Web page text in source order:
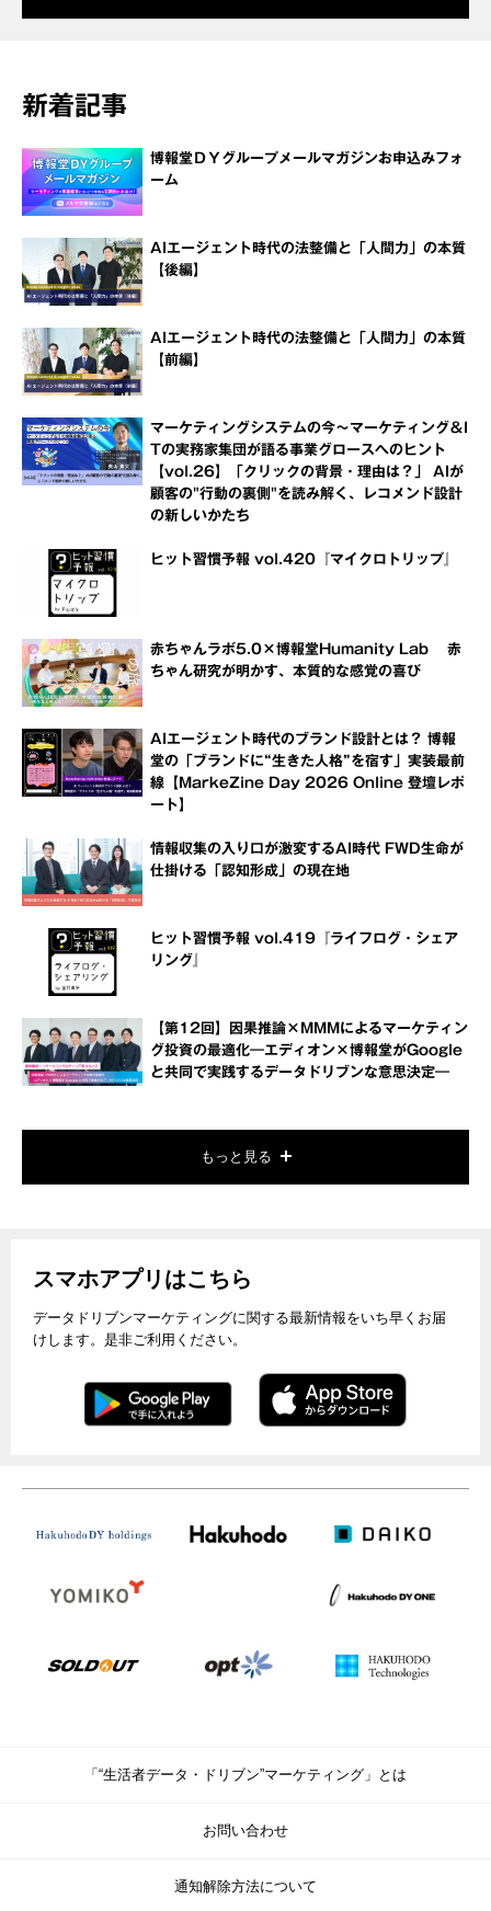
新着記事
博報堂ＤＹグループメールマガジンお申込みフォ
ーム
AIエージェント時代の法整備と「人間力」の本質
【後編】
AIエージェント時代の法整備と「人間力」の本質
【前編】
マーケティングシステムの今～マーケティング＆I
Tの実務家集団が語る事業グロースへのヒント
【vol.26】「クリックの背景・理由は？」 AIが
顧客の"行動の裏側"を読み解く、レコメンド設計
の新しいかたち
ヒット習慣予報 vol.420『マイクロトリップ』
赤ちゃんラボ5.0×博報堂Humanity Lab 赤
ちゃん研究が明かす、本質的な感覚の喜び
AIエージェント時代のブランド設計とは？ 博報
堂の「ブランドに“生きた人格”を宿す」実装最前
線【MarkeZine Day 2026 Online 登壇レポ
ート】
情報収集の入り口が激変するAI時代 FWD生命が
仕掛ける「認知形成」の現在地
ヒット習慣予報 vol.419『ライフログ・シェア
リング』
【第12回】因果推論×MMMによるマーケティン
グ投資の最適化―エディオン×博報堂がGoogle
と共同で実践するデータドリブンな意思決定―
もっと見る
スマホアプリはこちら
データドリブンマーケティングに関する最新情報をいち早くお届
けします。是非ご利用ください。
「“生活者データ・ドリブン”マーケティング」とは
お問い合わせ
通知解除方法について